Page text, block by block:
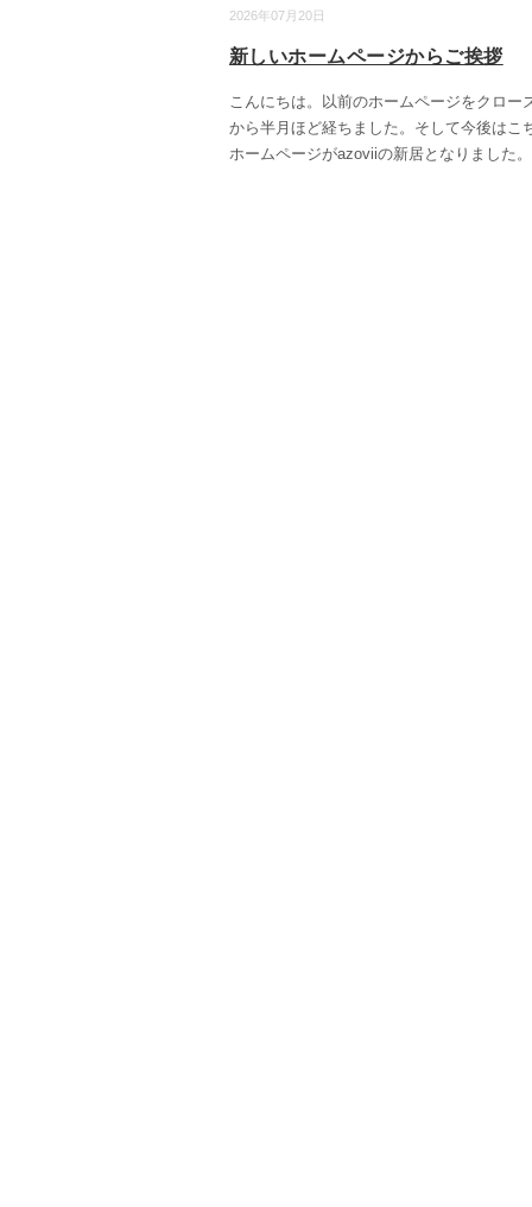
2026年07月20日
新しいホームページからご挨拶
こんにちは。以前のホームページをクロー
から半月ほど経ちました。そして今後はこ
ホームページがazoviiの新居となりました。